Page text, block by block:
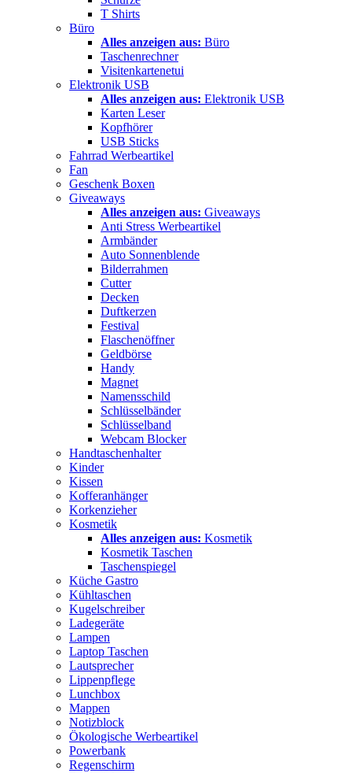
T Shirts
Büro
Alles anzeigen aus: Büro
Taschenrechner
Visitenkartenetui
Elektronik USB
Alles anzeigen aus: Elektronik USB
Karten Leser
Kopfhörer
USB Sticks
Fahrrad Werbeartikel
Fan
Geschenk Boxen
Giveaways
Alles anzeigen aus: Giveaways
Anti Stress Werbeartikel
Armbänder
Auto Sonnenblende
Bilderrahmen
Cutter
Decken
Duftkerzen
Festival
Flaschenöffner
Geldbörse
Handy
Magnet
Namensschild
Schlüsselbänder
Schlüsselband
Webcam Blocker
Handtaschenhalter
Kinder
Kissen
Kofferanhänger
Korkenzieher
Kosmetik
Alles anzeigen aus: Kosmetik
Kosmetik Taschen
Taschenspiegel
Küche Gastro
Kühltaschen
Kugelschreiber
Ladegeräte
Lampen
Laptop Taschen
Lautsprecher
Lippenpflege
Lunchbox
Mappen
Notizblock
Ökologische Werbeartikel
Powerbank
Regenschirm